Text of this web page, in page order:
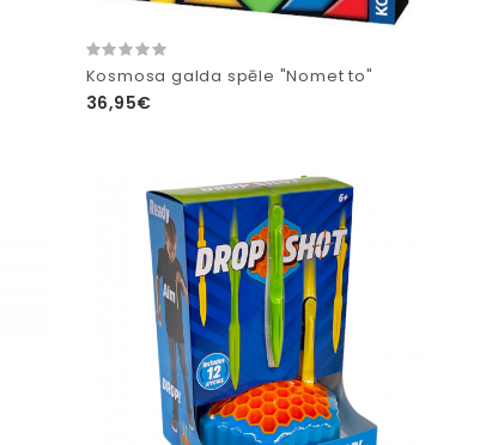
Kosmosa galda spēle "Nomet to"
36,95€